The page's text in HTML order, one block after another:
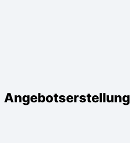
Angebotserstellung